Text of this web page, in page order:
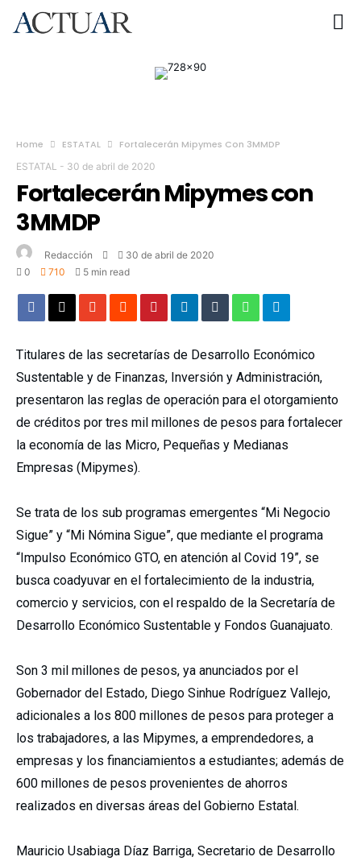
Home ESTATAL Fortalecerán Mipymes Con 3MMDP
ESTATAL - 30 de abril de 2020
Fortalecerán Mipymes con
3MMDP
Redacción
30 de abril de 2020
0
710 5 min read
Titulares de las secretarías de Desarrollo Económico
Sustentable y de Finanzas, Inversión y Administración,
presentaron las reglas de operación para el otorgamiento
de créditos por tres mil millones de pesos para fortalecer
la economía de las Micro, Pequeñas y Medianas
Empresas (Mipymes).
Se trata de los sub programas emergentes “Mi Negocio
Sigue” y “Mi Nómina Sigue”, que mediante el programa
“Impulso Económico GTO, en atención al Covid 19”, se
busca coadyuvar en el fortalecimiento de la industria,
comercio y servicios, con el respaldo de la Secretaría de
Desarrollo Económico Sustentable y Fondos Guanajuato.
Son 3 mil millones de pesos, ya anunciados por el
Gobernador del Estado, Diego Sinhue Rodríguez Vallejo,
adicionales a los 800 millones de pesos para proteger a
los trabajadores, a las Mipymes, a emprendedores, a
empresas y los financiamientos a estudiantes; además de
600 millones de pesos provenientes de ahorros
realizados en diversas áreas del Gobierno Estatal.
Mauricio Usabiaga Díaz Barriga, Secretario de Desarrollo